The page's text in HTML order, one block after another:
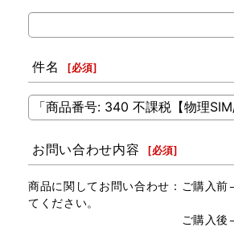
件名 [必須]
お問い合わせ内容 [必須]
商品に関してお問い合わせ：ご購入
てください。
ご購入後→ご購